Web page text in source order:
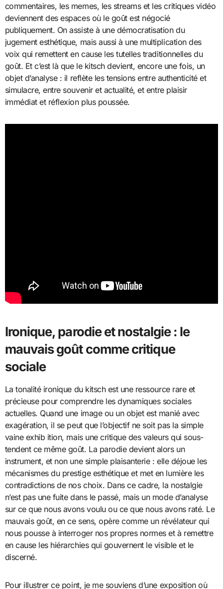
commentaires, les memes, les streams et les critiques vidéo
deviennent des espaces où le goût est négocié
publiquement. On assiste à une démocratisation du
jugement esthétique, mais aussi à une multiplication des
voix qui remettent en cause les tutelles traditionnelles du
goût. Et c’est là que le kitsch devient, encore une fois, un
objet d’analyse : il reflète les tensions entre authenticité et
simulacre, entre souvenir et actualité, et entre plaisir
immédiat et réflexion plus poussée.
Ironique, parodie et nostalgie : le
mauvais goût comme critique
sociale
La tonalité ironique du kitsch est une ressource rare et
précieuse pour comprendre les dynamiques sociales
actuelles. Quand une image ou un objet est manié avec
exagération, il se peut que l’objectif ne soit pas la simple
vaine exhib ition, mais une critique des valeurs qui sous-
tendent ce même goût. La parodie devient alors un
instrument, et non une simple plaisanterie : elle déjoue les
mécanismes du prestige esthétique et met en lumière les
contradictions de nos choix. Dans ce cadre, la nostalgie
n’est pas une fuite dans le passé, mais un mode d’analyse
sur ce que nous avons voulu ou ce que nous avons raté. Le
mauvais goût, en ce sens, opère comme un révélateur qui
nous pousse à interroger nos propres normes et à remettre
en cause les hiérarchies qui gouvernent le visible et le
discerné.
Pour illustrer ce point, je me souviens d’une exposition où